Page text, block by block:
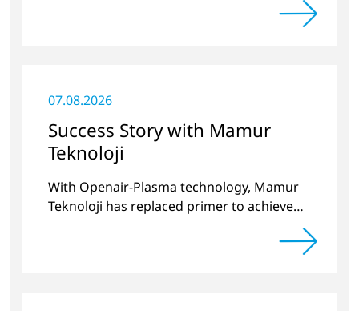
07.08.2026
Success Story with Mamur
Teknoloji
With Openair-Plasma technology, Mamur
Teknoloji has replaced primer to achieve